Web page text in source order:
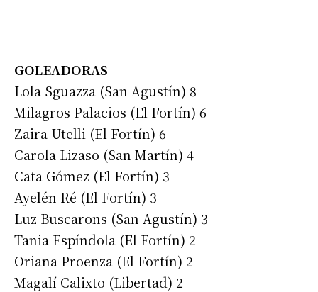
GOLEADORAS
Lola Sguazza (San Agustín) 8
Milagros Palacios (El Fortín) 6
Zaira Utelli (El Fortín) 6
Carola Lizaso (San Martín) 4
Cata Gómez (El Fortín) 3
Ayelén Ré (El Fortín) 3
Luz Buscarons (San Agustín) 3
Tania Espíndola (El Fortín) 2
Oriana Proenza (El Fortín) 2
Magalí Calixto (Libertad) 2